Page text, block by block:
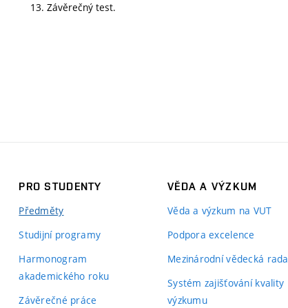
13. Závěrečný test.
PRO STUDENTY
Předměty
Studijní programy
Harmonogram
akademického roku
Závěrečné práce
VĚDA A VÝZKUM
Věda a výzkum na VUT
Podpora excelence
Mezinárodní vědecká rada
Systém zajišťování kvality
výzkumu